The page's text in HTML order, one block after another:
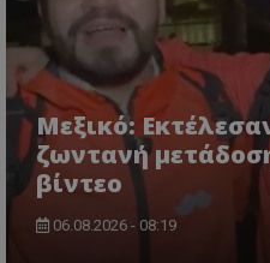
Μεξικό:
ζωντανή
βίντεο
06.08.2026 - 08:19